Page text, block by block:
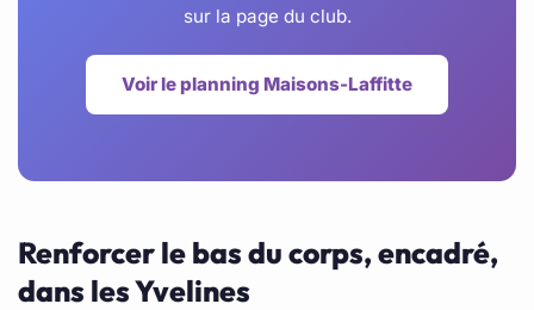
sur la page du club.
Voir le planning Maisons-Laffitte
Renforcer le bas du corps, encadré,
dans les Yvelines